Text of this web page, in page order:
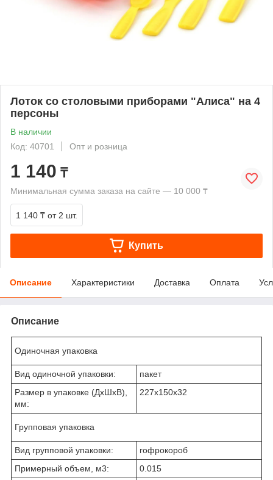
Лоток со столовыми приборами "Алиса" на 4
персоны
В наличии
Код: 40701
Опт и розница
1 140 ₸
Минимальная сумма заказа на сайте — 10 000 ₸
1 140 ₸ от 2 шт.
Купить
Описание Характеристики Доставка Оплата
Описание
Одиночная упаковка
Вид одиночной упаковки:
пакет
Размер в упаковке (ДхШхВ),
мм:
227x150x32
Групповая упаковка
Вид групповой упаковки:
гофрокороб
Примерный объем, м3:
0.015